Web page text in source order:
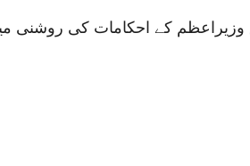
کے احکامات کی روشنی